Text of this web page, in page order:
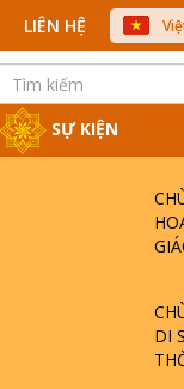
LIÊN HỆ
中
SỰ KIỆN
DI